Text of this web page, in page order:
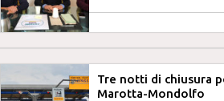
Tre notti di chiusura
Marotta-Mondolfo